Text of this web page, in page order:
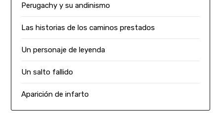
Perugachy y su andinismo
Las historias de los caminos prestados
Un personaje de leyenda
Un salto fallido
Aparición de infarto